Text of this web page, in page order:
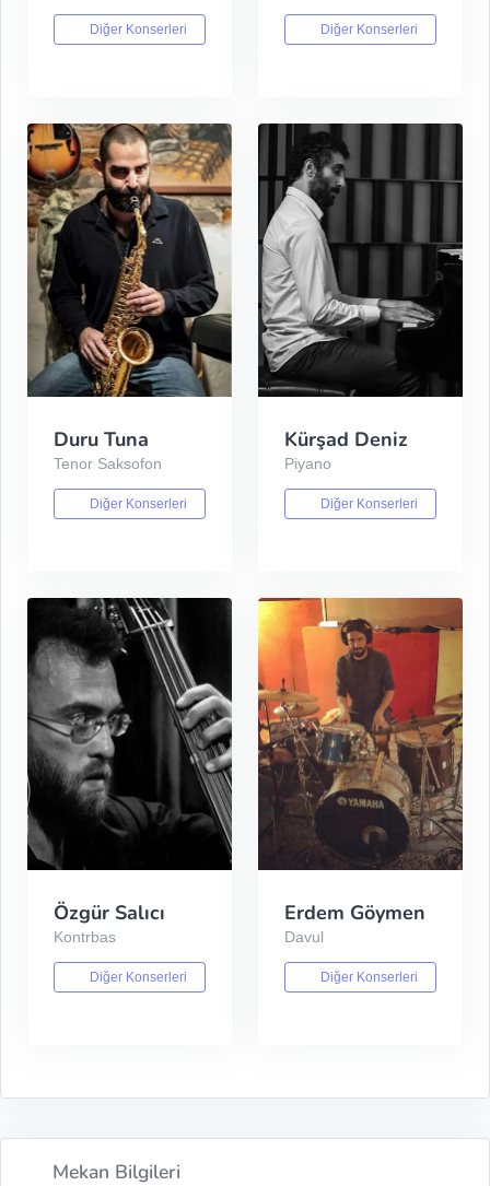
Diğer Konserleri Diğer Konserleri
Duru Tuna
Tenor Saksofon
Diğer Konserleri
Kürşad Deniz
Piyano
Diğer Konserleri
Özgür Salıcı
Kontrbas
Diğer Konserleri
Erdem Göymen
Davul
Diğer Konserleri
Mekan Bilgileri